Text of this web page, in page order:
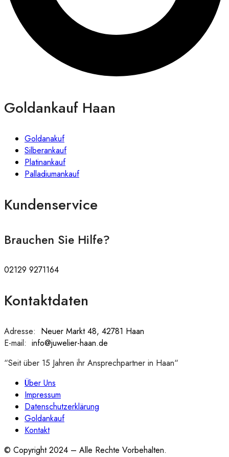
Goldankauf Haan
Goldanakuf
Silberankauf
Platinankauf
Palladiumankauf
Kundenservice
Brauchen Sie Hilfe?
02129 9271164
Kontaktdaten
Adresse: Neuer Markt 48, 42781 Haan
E-mail: info@juwelier-haan.de
“Seit über 15 Jahren ihr Ansprechpartner in Haan“
Über Uns
Impressum
Datenschutzerklärung
Goldankauf
Kontakt
© Copyright 2024 – Alle Rechte Vorbehalten.